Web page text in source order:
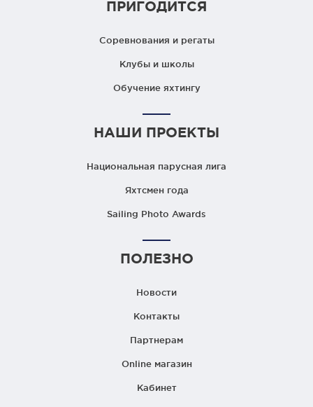
ПРИГОДИТСЯ
Соревнования и регаты
Клубы и школы
Обучение яхтингу
НАШИ ПРОЕКТЫ
Национальная парусная лига
Яхтсмен года
Sailing Photo Awards
ПОЛЕЗНО
Новости
Контакты
Партнерам
Online магазин
Кабинет